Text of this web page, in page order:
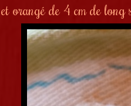
orangé de 4 cm de